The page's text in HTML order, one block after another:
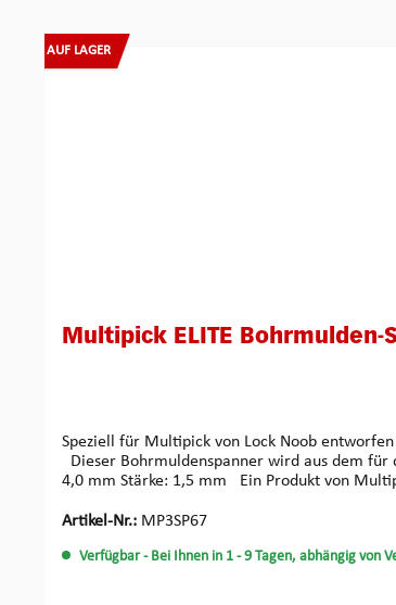
Produktgalerie überspringen
AUF LAGER
Multipick ELITE Bohrmulden-
Speziell für Multipick von Lock Noob
4,0 mm Stärke: 1,5 mm Ein
Artikel-Nr.: MP3SP67
Verfügbar - Bei Ihnen in 1 - 9 Tagen, abhängig von